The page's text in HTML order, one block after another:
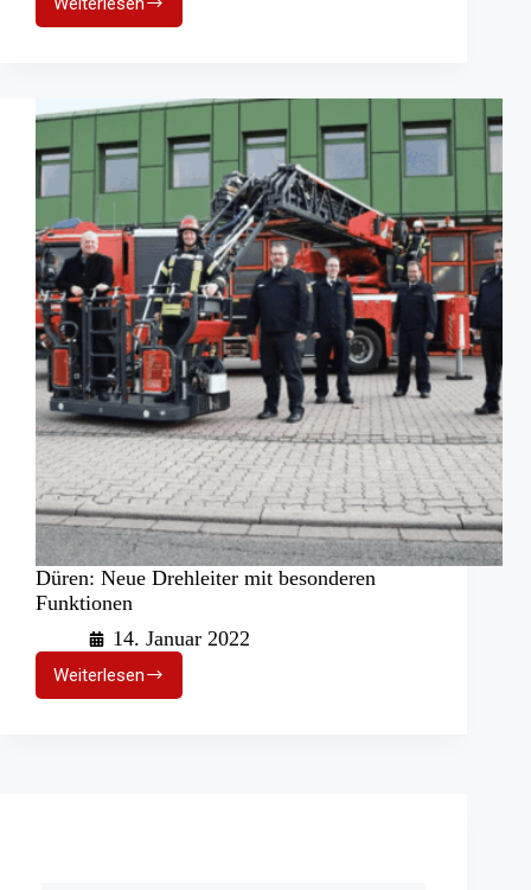
Sicherer
Fahrradverkehr:
Neuerung
Düren: Neue Drehleiter mit besonderen
Funktionen
14. Januar 2022
Weiterlesen
Düren:
Neue